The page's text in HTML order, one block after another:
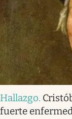
Hallazgo.
fuerte